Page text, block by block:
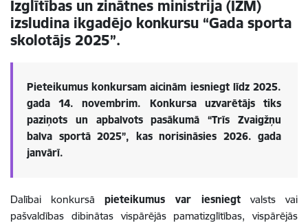
Izglītības un zinātnes ministrija (IZM)
izsludina ikgadējo konkursu “Gada sporta
skolotājs 2025”.
Pieteikumus konkursam aicinām iesniegt līdz 2025.
gada 14. novembrim. Konkursa uzvarētājs tiks
paziņots un apbalvots pasākumā “Trīs Zvaigžņu
balva sportā 2025”, kas norisināsies 2026. gada
janvārī.
Dalībai konkursā pieteikumus var iesniegt valsts vai
pašvaldības dibinātas vispārējās pamatizglītības, vispārējās